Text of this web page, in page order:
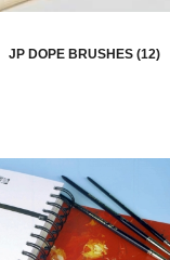
JP DOPE BRUSHES (12)